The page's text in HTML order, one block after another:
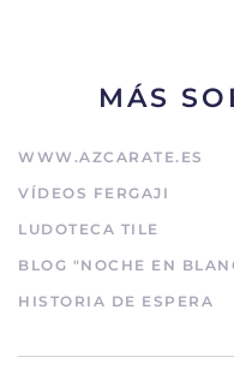
MÁS
WWW.AZCARATE.ES
VÍDEOS FERGAJI
LUDOTECA TILE
BLOG "NOCHE EN
HISTORIA DE ESPERA